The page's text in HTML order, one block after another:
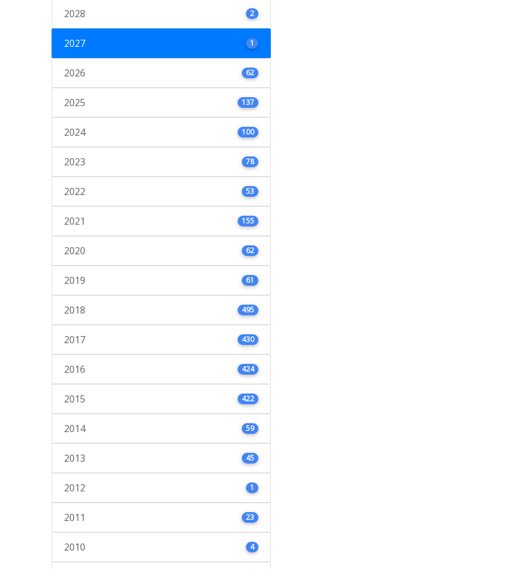
2028 2
2027 1
2026 62
2025 137
2024 100
2023 78
2022 53
2021 155
2020 62
2019 61
2018 495
2017 430
2016 424
2015 422
2014 59
2013 45
2012 1
2011 23
2010 4